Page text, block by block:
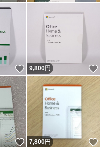
いいね！
9,800円
いいね！
7,800円